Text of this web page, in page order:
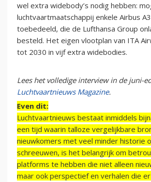
wel extra widebody’s nodig hebben:
luchtvaartmaatschappij enkele Airbus
toebedeeld, die de Lufthansa Group
besteld. Het eigen vlootplan van ITA
tot 2030 in vijf extra widebodies.
Lees het volledige interview in de juni-
Luchtvaartnieuws Magazine.
Even dit:
Luchtvaartnieuws bestaat inmiddels
een tijd waarin talloze vergelijkbare
nieuwkomers met veel minder historie
schreeuwen, is het belangrijk om
platforms te hebben die niet alleen
maar ook perspectief en verhalen die